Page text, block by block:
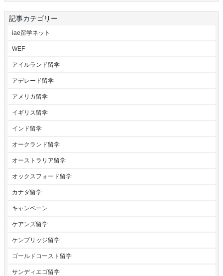
記事カテゴリー
iae留学ネット
WEF
アイルランド留学
アデレード留学
アメリカ留学
イギリス留学
インド留学
オークランド留学
オーストラリア留学
オックスフォード留学
カナダ留学
キャンペーン
ケアンズ留学
ケンブリッジ留学
ゴールドコースト留学
サンディエゴ留学